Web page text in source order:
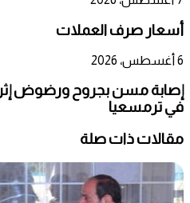
أسعار صرف العملات
6 أغسطس، 2026
إصابة مسن بجروح ورضوض إثر
في ترمسعيا
مقالات ذات صلة